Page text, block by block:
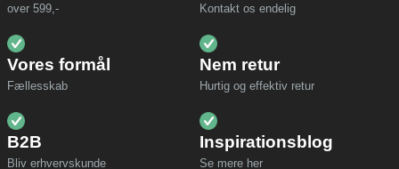
over 599,- Kontakt os endelig
Vores formål
Fællesskab
Nem retur
Hurtig og effektiv retur
B2B
Bliv erhvervskunde
Inspirationsblog
Se mere her